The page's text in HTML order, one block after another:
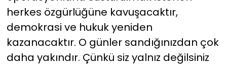
herkes özgürlüğüne kavuşacaktır,
demokrasi ve hukuk yeniden
kazanacaktır. O günler sandığınızdan çok
daha yakındır. Çünkü siz yalnız değilsiniz